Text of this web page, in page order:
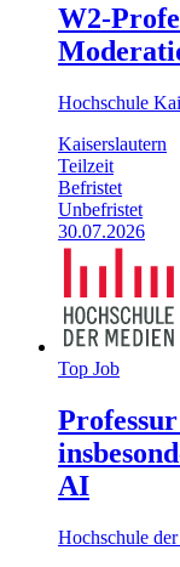
W2-
Hochschule
Kaiserslautern
Teilzeit
Befristet
Unbefristet
30.07.2026
Top Job
AI
Hochschule